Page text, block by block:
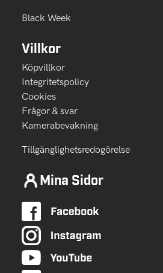
Black Week
Villkor
Köpvillkor
Integritetspolicy
Cookies
Frågor & svar
Kamerabevakning
Tillgänglighetsredogörelse
Mina Sidor